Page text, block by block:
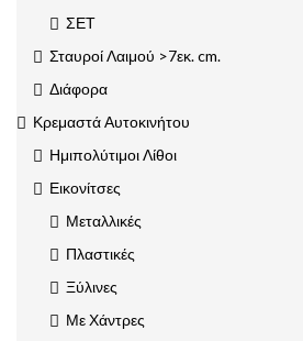
ΣΕΤ
Σταυροί Λαιμού >7εκ. cm.
Διάφορα
Κρεμαστά Αυτοκινήτου
Ημιπολύτιμοι Λίθοι
Εικονίτσες
Μεταλλικές
Πλαστικές
Ξύλινες
Με Χάντρες